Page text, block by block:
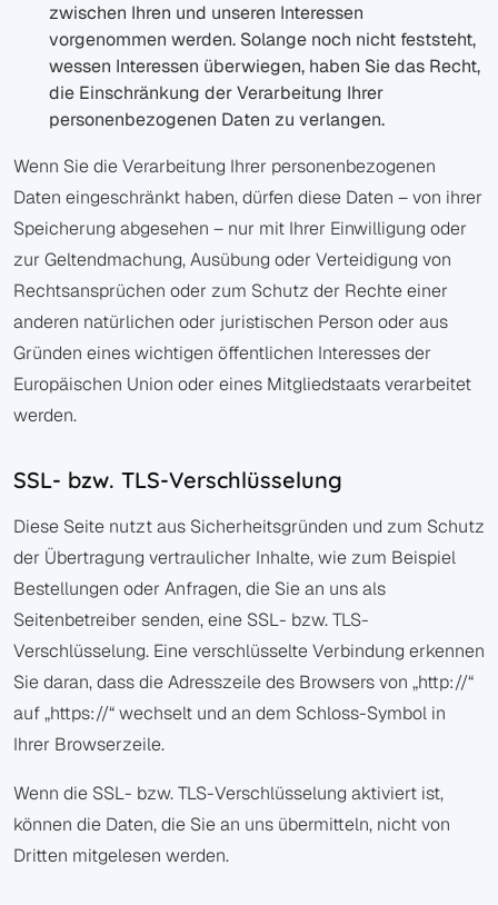
zwischen Ihren und unseren Interessen
vorgenommen werden. Solange noch nicht feststeht,
wessen Interessen überwiegen, haben Sie das Recht,
die Einschränkung der Verarbeitung Ihrer
personenbezogenen Daten zu verlangen.
Wenn Sie die Verarbeitung Ihrer personenbezogenen
Daten eingeschränkt haben, dürfen diese Daten – von ihrer
Speicherung abgesehen – nur mit Ihrer Einwilligung oder
zur Geltendmachung, Ausübung oder Verteidigung von
Rechtsansprüchen oder zum Schutz der Rechte einer
anderen natürlichen oder juristischen Person oder aus
Gründen eines wichtigen öffentlichen Interesses der
Europäischen Union oder eines Mitgliedstaats verarbeitet
werden.
SSL- bzw. TLS-Verschlüsselung
Diese Seite nutzt aus Sicherheitsgründen und zum Schutz
der Übertragung vertraulicher Inhalte, wie zum Beispiel
Bestellungen oder Anfragen, die Sie an uns als
Seitenbetreiber senden, eine SSL- bzw. TLS-
Verschlüsselung. Eine verschlüsselte Verbindung erkennen
Sie daran, dass die Adresszeile des Browsers von „http://“
auf „https://“ wechselt und an dem Schloss-Symbol in
Ihrer Browserzeile.
Wenn die SSL- bzw. TLS-Verschlüsselung aktiviert ist,
können die Daten, die Sie an uns übermitteln, nicht von
Dritten mitgelesen werden.